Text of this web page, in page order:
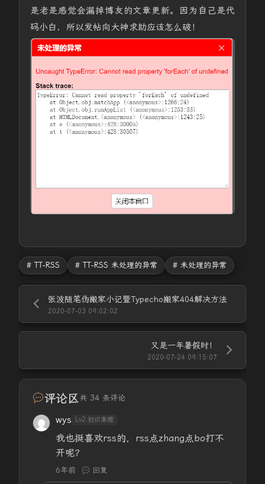
是老是感觉会漏掉博友的文章更新。因为自己是代
码小白，所以发帖向大神求助应该怎么破！
# TT-RSS # TT-RSS 未处理的异常 # 未处理的异常
张波随笔伪搬家小记暨Typecho搬家404解决方法
2020-07-03 09:02:02
又是一年暑假时！
2020-07-24 09:15:07
评论区 共 34 条评论
wys Lv2.初识寒暄
我也挺喜欢rss的，rss点zhang点bo打不
开呢？
6年前 回复